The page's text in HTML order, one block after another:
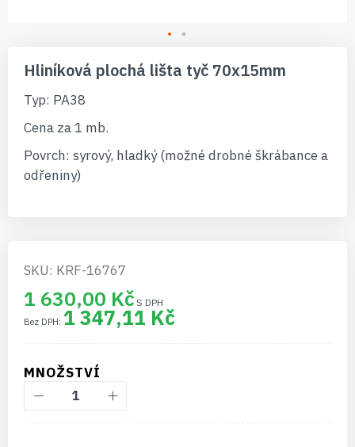
začátek
galerie
obrázky
Hliníková plochá lišta tyč 70x15mm
Typ: PA38
Cena za 1 mb.
Povrch: syrový, hladký (možné drobné škrábance a
odřeniny)
SKU: KRF-16767
1 630,00 Kč
1 347,11 Kč
MNOŽSTVÍ